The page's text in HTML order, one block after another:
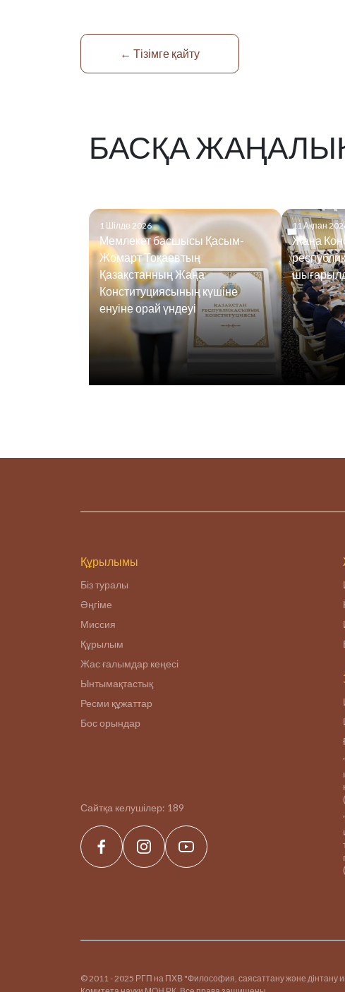
← Тізімге қайту
БАСҚА
1 Шілде 2026
Мемлекет басшысы Қасым-
Жомарт Тоқаевтың
Қазақстанның Жаңа
Конституциясының күшіне
енуіне орай үндеуі
11 Ақпан
Жаңа
Құрылымы
Біз туралы
Әңгіме
Миссия
Құрылым
Жас ғалымдар кеңесі
Ынтымақтастық
Ресми құжаттар
Бос орындар
Сайтқа келушілер: 189
© 2011 - 2025 РГП на ПХВ "Философия, саясаттану және дінтану